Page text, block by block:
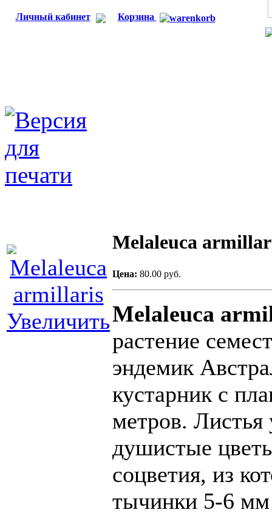
Личный кабинет Корзина
Увеличить
Melaleuca
Цена: 80.00 руб.
Melaleuca
растение
эндемик
кустарник с
метров.
душистые
соцветия, из
тычинки 5-6